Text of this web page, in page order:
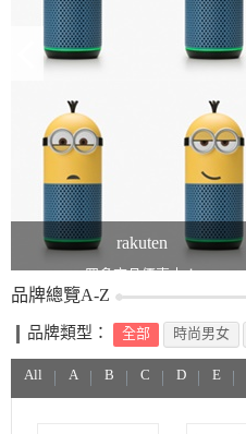
rakuten
眾多商品優惠中！
品牌總覽A-Z
品牌類型： 全部 時尚男女
All A B C D E